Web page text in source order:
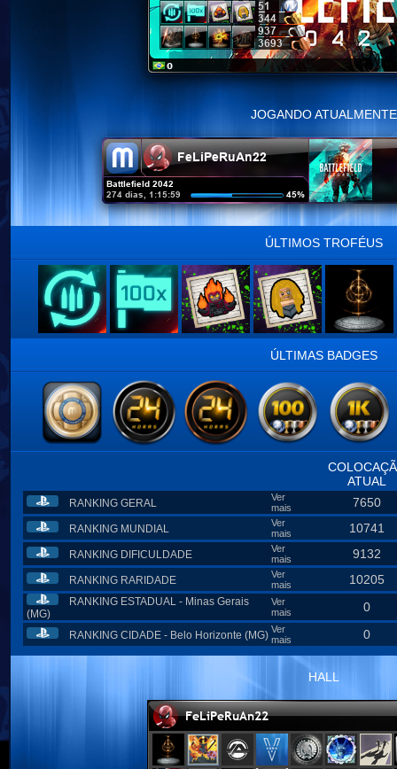
JOGANDO ATUALMENTE
ÚLTIMOS TROFÉUS
ÚLTIMAS BADGES
ATUAL
RANKING GERAL
Ver
mais
7650
RANKING MUNDIAL
Ver
mais
10741
RANKING DIFICULDADE
Ver
mais
9132
RANKING RARIDADE
Ver
mais
10205
RANKING ESTADUAL - Minas Gerais
(MG)
Ver
mais
0
RANKING CIDADE - Belo Horizonte (MG) Ver
mais
0
HALL